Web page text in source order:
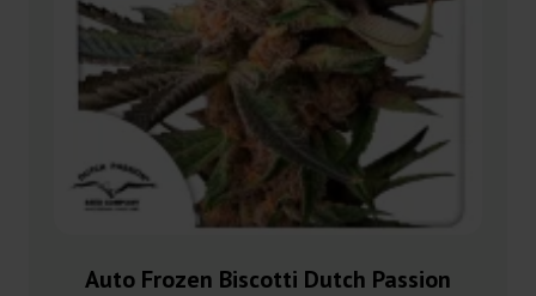
Auto Frozen Biscotti Dutch Passion